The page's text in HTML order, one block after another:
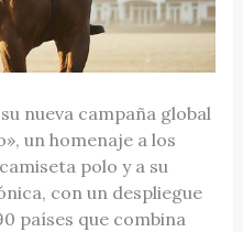
nueva campaña global
un homenaje a los
polo y a su
con un despliegue
países que combina